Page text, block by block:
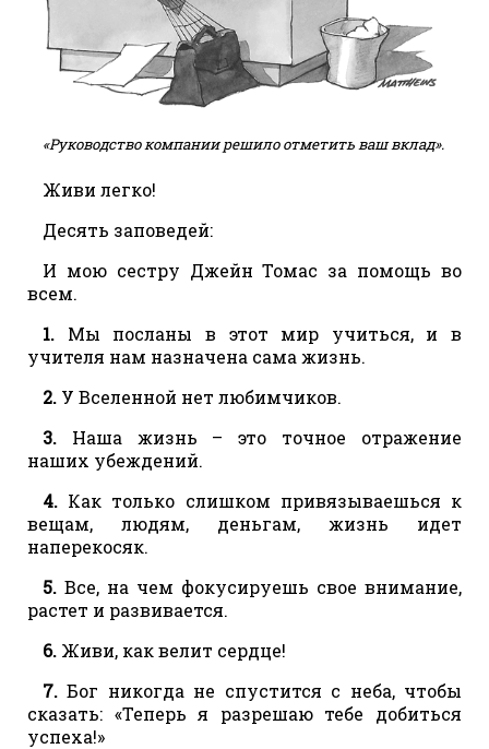
«Руководство компании решило отметить ваш вклад».
Живи легко!
Десять заповедей:
И мою сестру Джейн Томас за помощь во
всем.
1. Мы посланы в этот мир учиться, и в
учителя нам назначена сама жизнь.
2. У Вселенной нет любимчиков.
3. Наша жизнь – это точное отражение
наших убеждений.
4. Как только слишком привязываешься к
вещам, людям, деньгам, жизнь идет
наперекосяк.
5. Все, на чем фокусируешь свое внимание,
растет и развивается.
6. Живи, как велит сердце!
7. Бог никогда не спустится с неба, чтобы
сказать: «Теперь я разрешаю тебе добиться
успеха!»